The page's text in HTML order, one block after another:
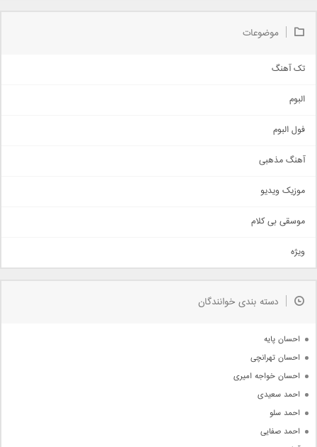
موضوعات
تک آهنگ
اجتماعی
حماسی
سنتی
اهنگ بندرعباسی
دمو
مذهبی
جدیدترین ها
البوم
فول البوم
آهنگ مذهبی
موزیک ویدیو
موسقی بی کلام
ویژه
دسته بندی خوانندگان
احسان پایه
احسان تهرانچی
احسان خواجه امیری
احمد سعیدی
احمد سلو
احمد صفایی